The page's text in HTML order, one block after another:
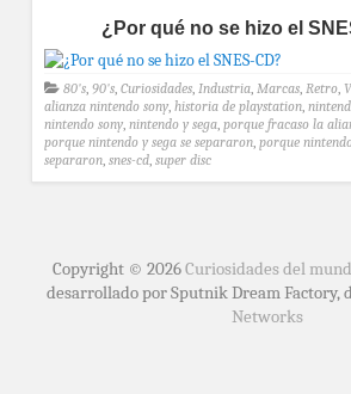
¿Por qué no se hizo el
80's, 90's, Curiosidades, Industria, Marcas, Retro,
alianza nintendo sony, historia de playstation,
nintendo sony, nintendo y sega, porque fracaso la
porque nintendo y sega se separaron, porque
separaron, snes-cd, super disc
Copyright © 2026Curiosidades del
desarrollado por Sputnik Dream Factory,
Networks